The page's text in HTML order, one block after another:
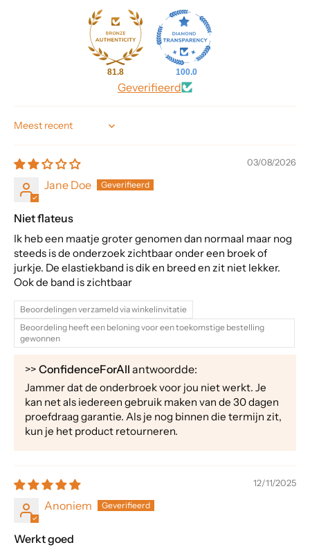
81.8 100.0
Geverifieerd
Sort by
03/08/2026
Jane Doe
Niet flateus
Ik heb een maatje groter genomen dan normaal maar nog
steeds is de onderzoek zichtbaar onder een broek of
jurkje. De elastiekband is dik en breed en zit niet lekker.
Ook de band is zichtbaar
Beoordelingen verzameld via winkelinvitatie
Beoordeling heeft een beloning voor een toekomstige bestelling
gewonnen
>> ConfidenceForAll antwoordde:
Jammer dat de onderbroek voor jou niet werkt. Je
kan net als iedereen gebruik maken van de 30 dagen
proefdraag garantie. Als je nog binnen die termijn zit,
kun je het product retourneren.
12/11/2025
Anoniem
Werkt goed